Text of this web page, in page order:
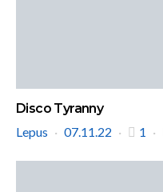
Disco Tyranny
Lepus
07.11.22 1